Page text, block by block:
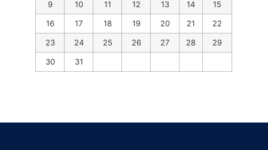
9 10 11 12 13 14
15
16
17 18 19 20 21
22
23
24 25 26 27 28
29
30
31